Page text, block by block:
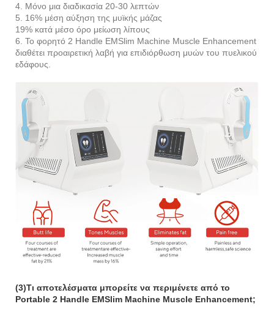
4. Μόνο μια διαδικασία 20-30 λεπτών
5. 16% μέση αύξηση της μυϊκής μάζας
19% κατά μέσο όρο μείωση λίπους
6. Το φορητό 2 Handle EMSlim Machine Muscle Enhancement
διαθέτει προαιρετική λαβή για επιδιόρθωση μυών του πυελικού
εδάφους.
(3)Τι αποτελέσματα μπορείτε να περιμένετε από το
Portable 2 Handle EMSlim Machine Muscle Enhancement;